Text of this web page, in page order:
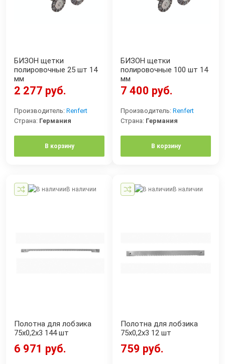
БИЗОН щетки
полировочные 25 шт 14
мм
2 277 руб.
Производитель: Renfert
Страна: Германия
В корзину
БИЗОН щетки
полировочные 100 шт 14
мм
7 400 руб.
Производитель: Renfert
Страна: Германия
В корзину
В наличии
Полотна для лобзика
75х0,2х3 144 шт
6 971 руб.
В наличии
Полотна для лобзика
75х0,2х3 12 шт
759 руб.